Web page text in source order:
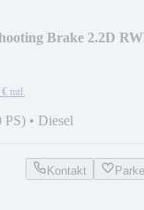
Brake 2.2D
€ mtl.
PS) • Diesel
Kontakt